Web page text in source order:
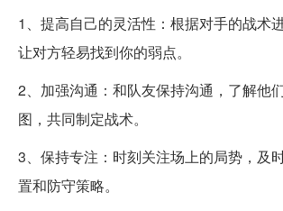
1、提高自己的灵活性：根据对手的战术
让对方轻易找到你的弱点。
2、加强沟通：和队友保持沟通，了解他
图，共同制定战术。
3、保持专注：时刻关注场上的局势，及
置和防守策略。